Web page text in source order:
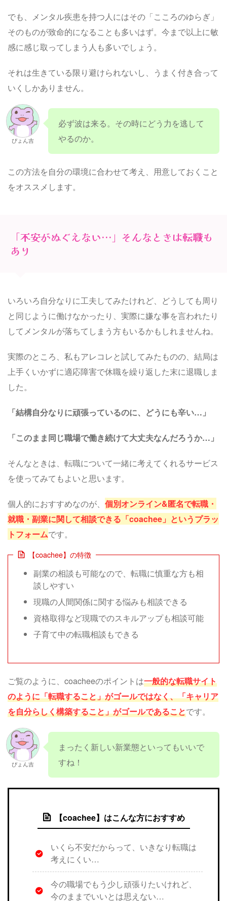
でも、メンタル疾患を持つ人にはその「こころのゆらぎ」
そのものが致命的になることも多いはず。今まで以上に敏
感に感じ取ってしまう人も多いでしょう。
それは生きている限り避けられないし、うまく付き合って
いくしかありません。
ぴょん吉
必ず波は来る。その時にどう力を逃して
やるのか。
この方法を自分の環境に合わせて考え、用意しておくこと
をオススメします。
「不安がぬぐえない…」そんなときは転職も
あり
いろいろ自分なりに工夫してみたけれど、どうしても周り
と同じように働けなかったり、実際に嫌な事を言われたり
してメンタルが落ちてしまう方もいるかもしれませんね。
実際のところ、私もアレコレと試してみたものの、結局は
上手くいかずに適応障害で休職を繰り返した末に退職しま
した。
「結構自分なりに頑張っているのに、どうにも辛い…」
「このまま同じ職場で働き続けて大丈夫なんだろうか…」
そんなときは、転職について一緒に考えてくれるサービス
を使ってみてもよいと思います。
個人的におすすめなのが、 個別オンライン&匿名で転職・
就職・副業に関して相談できる「coachee」というプラッ
トフォームです。
【coachee】の特徴
副業の相談も可能なので、転職に慎重な方も相
談しやすい
現職の人間関係に関する悩みも相談できる
資格取得など現職でのスキルアップも相談可能
子育て中の転職相談もできる
ご覧のように、coacheeのポイントは一般的な転職サイト
のように「転職すること」がゴールではなく、「キャリア
を自分らしく構築すること」がゴールであることです。
ぴょん吉
まったく新しい新業態といってもいいで
すね！
【coachee】はこんな方におすすめ
いくら不安だからって、いきなり転職は
考えにくい…
今の職場でもう少し頑張りたいけれど、
今のままでいいとは思えない…